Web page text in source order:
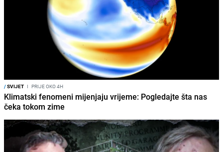
/SVIJET I PRIJE OKO 4H
Klimatski fenomeni mijenjaju vrijeme: Pogledajte šta nas
čeka tokom zime